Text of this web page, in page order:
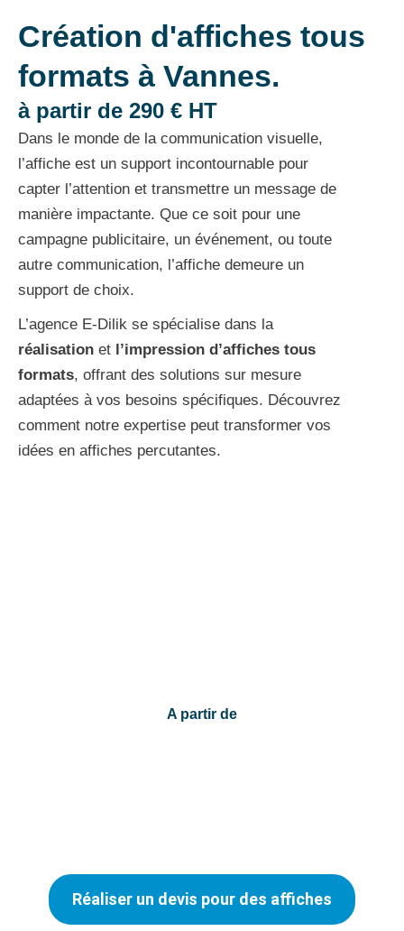
Création d'affiches tous
formats à Vannes.
à partir de 290 € HT
Dans le monde de la communication visuelle,
l’affiche est un support incontournable pour
capter l’attention et transmettre un message de
manière impactante. Que ce soit pour une
campagne publicitaire, un événement, ou toute
autre communication, l’affiche demeure un
support de choix.
L’agence E-Dilik se spécialise dans la
réalisation et l’impression d’affiches tous
formats, offrant des solutions sur mesure
adaptées à vos besoins spécifiques. Découvrez
comment notre expertise peut transformer vos
idées en affiches percutantes.
A partir de
Réaliser un devis pour des affiches